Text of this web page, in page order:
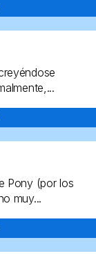
Pony (por los
muy...